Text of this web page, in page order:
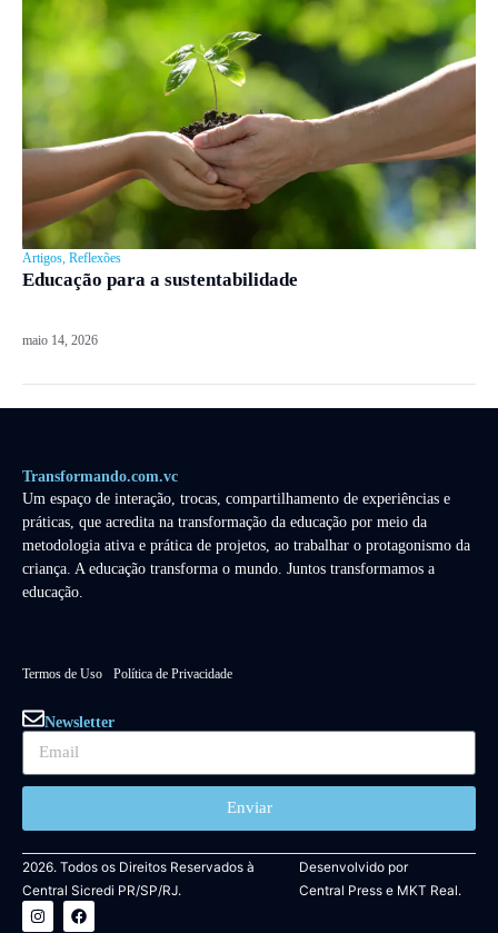
Artigos, Reflexões
Educação para a sustentabilidade
maio 14, 2026
Transformando.com.vc
Um espaço de interação, trocas, compartilhamento de experiências e
práticas, que acredita na transformação da educação por meio da
metodologia ativa e prática de projetos, ao trabalhar o protagonismo da
criança. A educação transforma o mundo. Juntos transformamos a
educação.
Termos de Uso Política de Privacidade
Newsletter
Enviar
2026. Todos os Direitos Reservados à
Central Sicredi PR/SP/RJ.
Desenvolvido por
Central Presse MKT Real.